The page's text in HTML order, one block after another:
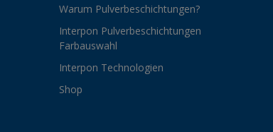
Warum Pulverbeschichtungen?
Interpon Pulverbeschichtungen
Farbauswahl
Interpon Technologien
Shop